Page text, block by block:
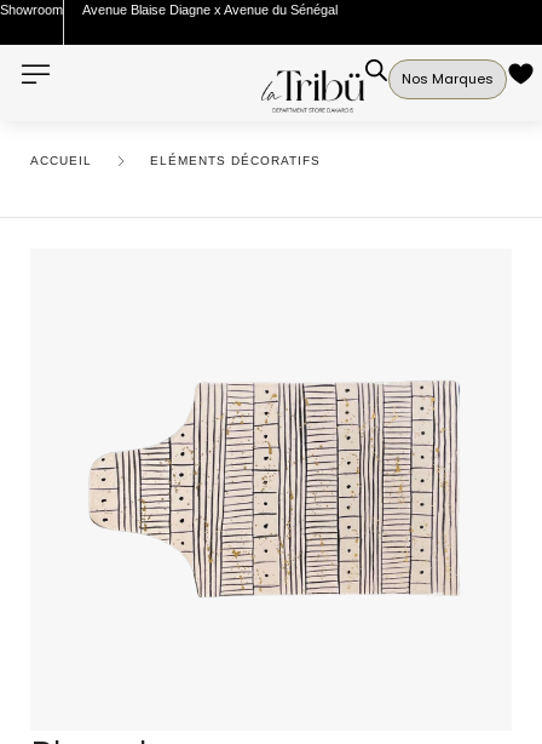
Showroom Avenue Blaise Diagne x Avenue du Sénégal
Nos Marques
ACCUEIL ELÉMENTS DÉCORATIFS